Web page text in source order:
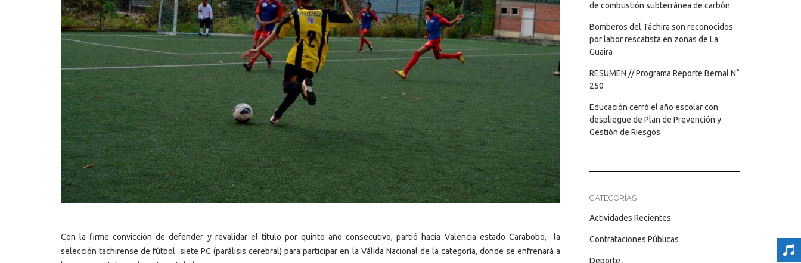
Con la firme convicción de defender y revalidar el título por quinto año consecutivo, partió hacía Valencia estado Carabobo, la
selección tachirense de fútbol siete PC (parálisis cerebral) para participar en la Válida Nacional de la categoría, donde se enfrenará a
de combustión subterránea de carbón
Bomberos del Táchira son reconocidos
por labor rescatista en zonas de La
Guaira
RESUMEN // Programa Reporte Bernal N°
250
Educación cerró el año escolar con
despliegue de Plan de Prevención y
Gestión de Riesgos
CATEGORÍAS
Actividades Recientes
Contrataciones Públicas
Deporte